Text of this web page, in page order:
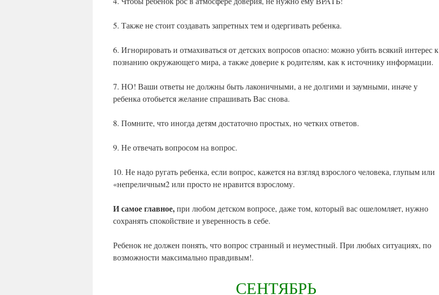
5. Также не стоит создавать запретных тем и одергивать ребенка.
6. Игнорировать и отмахиваться от детских вопросов опасно: можно убить всякий интерес к
познанию окружающего мира, а также доверие к родителям, как к источнику информации.
7. НО! Ваши ответы не должны быть лаконичными, а не долгими и заумными, иначе у
ребенка отобьется желание спрашивать Вас снова.
8. Помните, что иногда детям достаточно простых, но четких ответов.
9. Не отвечать вопросом на вопрос.
10. Не надо ругать ребенка, если вопрос, кажется на взгляд взрослого человека, глупым или
«непреличным2 или просто не нравится взрослому.
И самое главное,при любом детском вопросе, даже том, который вас ошеломляет, нужно
сохранять спокойствие и уверенность в себе.
Ребенок не должен понять, что вопрос странный и неуместный. При любых ситуациях, по
возможности максимально правдивым!.
СЕНТЯБРЬ